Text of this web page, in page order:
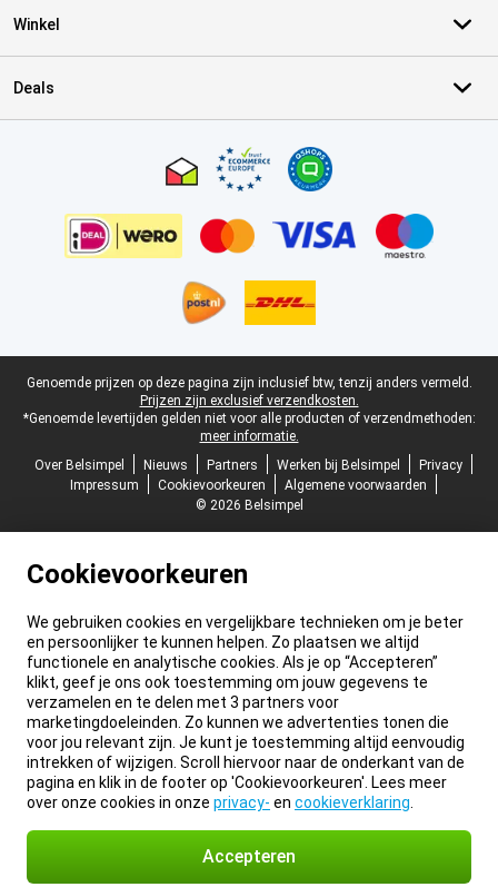
Winkel
Deals
Juridische voettekst
Genoemde prijzen op deze pagina zijn inclusief btw, tenzij anders vermeld.
Prijzen zijn exclusief verzendkosten.
*Genoemde levertijden gelden niet voor alle producten of verzendmethoden:
meer informatie.
Over Belsimpel
Nieuws Partners Werken bij Belsimpel
Privacy
Impressum
Cookievoorkeuren
Algemene voorwaarden
© 2026 Belsimpel
Cookievoorkeuren
We gebruiken cookies en vergelijkbare technieken om je beter
en persoonlijker te kunnen helpen. Zo plaatsen we altijd
functionele en analytische cookies. Als je op “Accepteren”
klikt, geef je ons ook toestemming om jouw gegevens te
verzamelen en te delen met 3 partners voor
marketingdoeleinden. Zo kunnen we advertenties tonen die
voor jou relevant zijn. Je kunt je toestemming altijd eenvoudig
intrekken of wijzigen. Scroll hiervoor naar de onderkant van de
pagina en klik in de footer op 'Cookievoorkeuren'. Lees meer
over onze cookies in onze privacy- en cookieverklaring
Accepteren